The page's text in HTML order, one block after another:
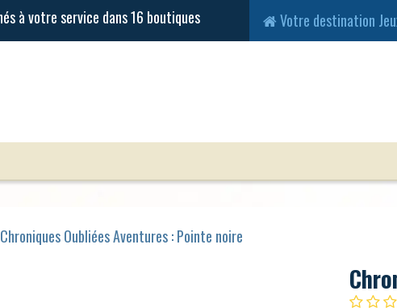
Votre destination
Chroniques Oubliées Aventures : Pointe noire